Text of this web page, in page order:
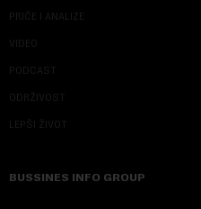
PRIČE I ANALIZE
VIDEO
PODCAST
ODRŽIVOST
LEPŠI ŽIVOT
BUSSINES INFO GROUP